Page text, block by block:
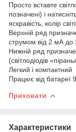
Просто вставте
позначені) і
яскравість, колір
Верхній ряд
струмом від 2 мА
Нижній ряд
(світлодіодів
Легкий і компактний
Працює від батареї
Приховати
Характеристики